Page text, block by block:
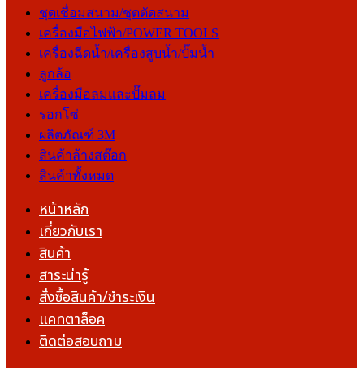
ชุดเชื่อมสนาม/ชุดตัดสนาม
เครื่องมือไฟฟ้า/POWER TOOLS
เครื่องฉีดน้ำ/เครื่องสูบน้ำ/ปั๊มน้ำ
ลูกล้อ
เครื่องมือลมและปั๊มลม
รอกโซ่
ผลิตภัณฑ์ 3M
สินค้าล้างสต๊อก
สินค้าทั้งหมด
หน้าหลัก
เกี่ยวกับเรา
สินค้า
สาระน่ารู้
สั่งซื้อสินค้า/ชำระเงิน
แคทตาล็อค
ติดต่อสอบถาม